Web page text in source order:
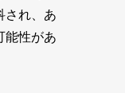
され、あ
能性があ